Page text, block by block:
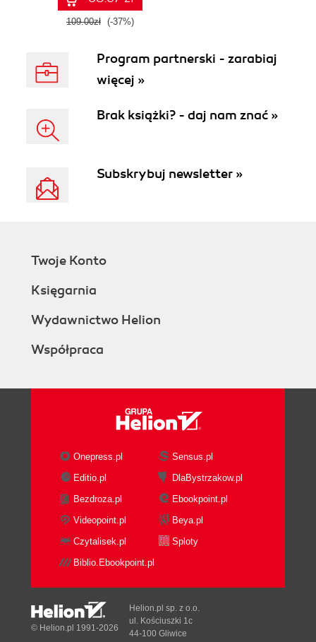
109.00zł (-37%)
Program partnerski - zarabiaj
więcej »
Brak książki? - daj nam znać »
Subskrybuj newsletter »
Twoje Konto
Księgarnia
Wydawnictwo Helion
Współpraca
Onepress.pl
Sensus.pl
Editio.pl
DlaBystrzakow.pl
Bezdroza.pl
Ebookpoint.pl
Videopoint.pl
Beya.pl
Czytalisek.pl
Sploty
Biblio.Ebookpoint.pl
© Helion.pl 1991-2026
Helion.pl sp. z o.o.
ul. Kościuszki 1c
44-100 Gliwice